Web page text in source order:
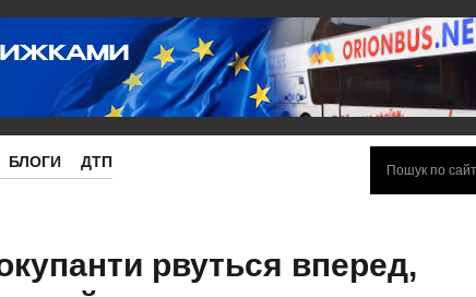
БЛОГИ ДТП
рвуться вперед,